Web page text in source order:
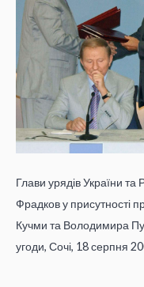
Глави урядів України та
Фрадков у присутності
Кучми та Володимира
угоди, Сочі, 18 серпня